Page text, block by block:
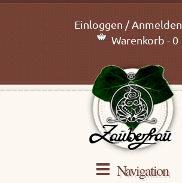
Einloggen / Anmelden
Warenkorb - 0
Navigation